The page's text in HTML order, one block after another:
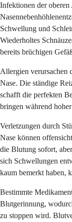
Infektionen der
Schwellung und
Wiederholtes
bereits brüchigen
Allergien verursachen
Nase. Die ständige
schafft die perfekten
bringen während
Verletzungen durch
Nase können
die Blutung sofort,
sich Schwellungen
kaum bemerkt haben,
Bestimmte
Blutgerinnung,
zu stoppen wird.